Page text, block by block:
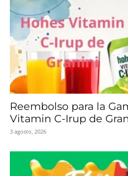
Reembolso para la
Vitamin C-Irup de
3 agosto, 2026